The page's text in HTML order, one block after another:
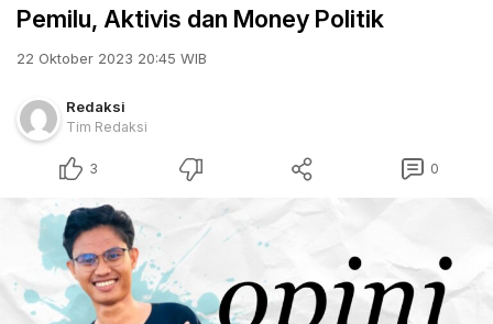
Pemilu, Aktivis dan Money Politik
22 Oktober 2023 20:45 WIB
Redaksi
Tim Redaksi
3 0